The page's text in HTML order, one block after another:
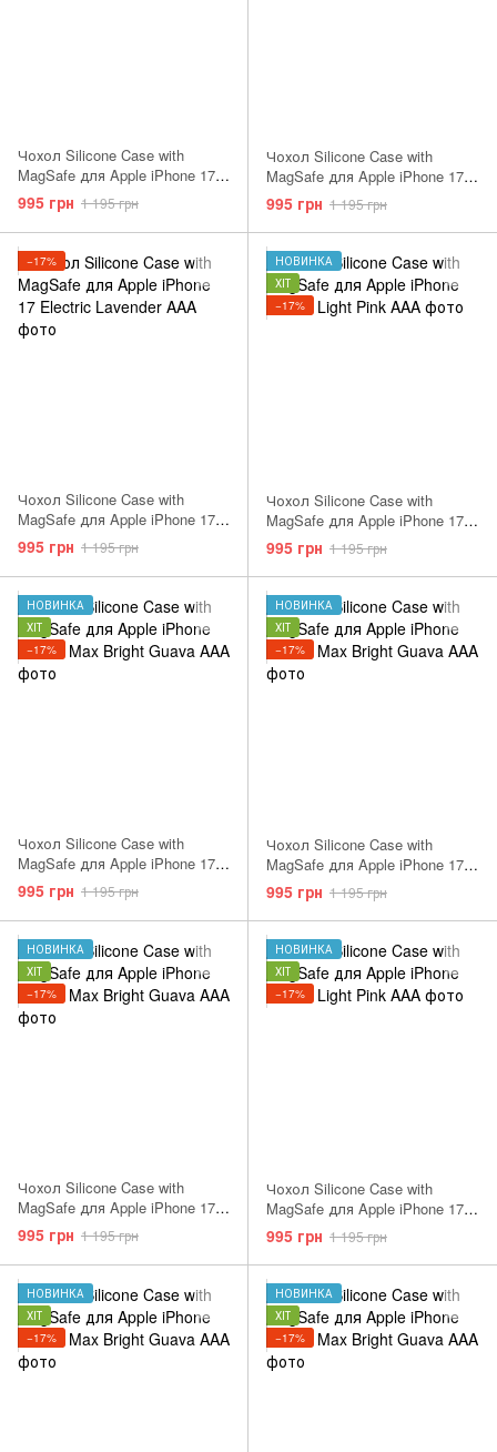
Чохол Silicone Case with
MagSafe для Apple iPhone 17
Pro Anchor Blue AAA
995 грн 1 195 грн
Чохол Silicone Case with
MagSafe для Apple iPhone 17
Midnight AAA
995 грн 1 195 грн
−17%
Чохол Silicone Case with
MagSafe для Apple iPhone 17
Anchor Blue AAA
995 грн 1 195 грн
НОВИНКА
ХІТ
−17%
Чохол Silicone Case with
MagSafe для Apple iPhone 17
Pro Terra Cota AAA
995 грн 1 195 грн
НОВИНКА
ХІТ
−17%
Чохол Silicone Case with
MagSafe для Apple iPhone 17
Pro Max Terra Cota AAA
995 грн 1 195 грн
НОВИНКА
ХІТ
−17%
Чохол Silicone Case with
MagSafe для Apple iPhone 17
Pro Max Anchor Blue AAA
995 грн 1 195 грн
НОВИНКА
ХІТ
−17%
Чохол Silicone Case with
MagSafe для Apple iPhone 17
Pro Max Neon Yellow AAA
995 грн 1 195 грн
НОВИНКА
ХІТ
−17%
Чохол Silicone Case with
MagSafe для Apple iPhone 17
Pro Neon Yellow AAA
995 грн 1 195 грн
НОВИНКА
ХІТ
−17%
НОВИНКА
ХІТ
−17%